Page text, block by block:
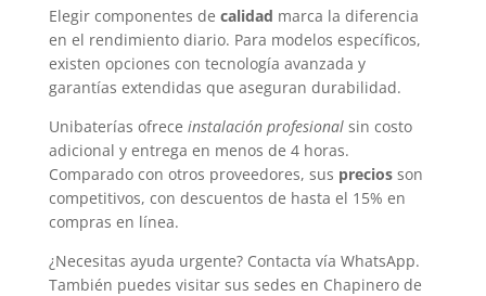
Elegir componentes de calidad marca la diferencia
en el rendimiento diario. Para modelos específicos,
existen opciones con tecnología avanzada y
garantías extendidas que aseguran durabilidad.
Unibaterías ofrece instalación profesionalsin costo
adicional y entrega en menos de 4 horas.
Comparado con otros proveedores, sus preciosson
competitivos, con descuentos de hasta el 15% en
compras en línea.
¿Necesitas ayuda urgente? Contacta vía WhatsApp.
También puedes visitar sus sedes en Chapinero de